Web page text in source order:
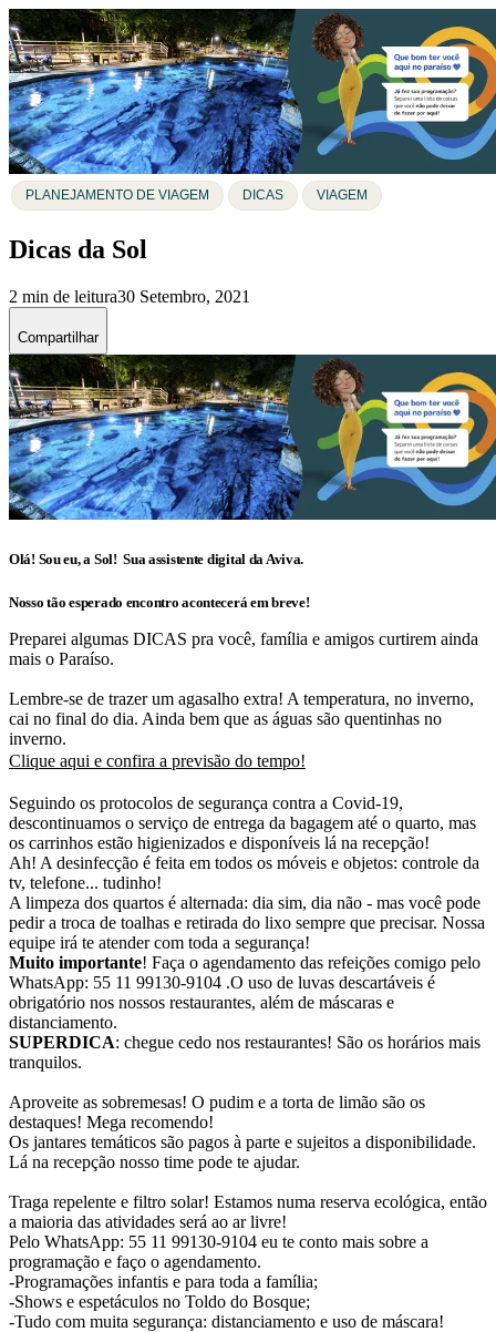
PLANEJAMENTO DE VIAGEM DICAS VIAGEM
Dicas da Sol
2 min de leitura30 Setembro, 2021
Compartilhar
Olá! Sou eu, a Sol! Sua assistente digital da Aviva.
Nosso tão esperado encontro acontecerá em breve!
Preparei algumas DICAS pra você, família e amigos curtirem ainda
mais o Paraíso.
Lembre-se de trazer um agasalho extra! A temperatura, no inverno,
cai no final do dia. Ainda bem que as águas são quentinhas no
inverno.
Clique aqui e confira a previsão do tempo!
Seguindo os protocolos de segurança contra a Covid-19,
descontinuamos o serviço de entrega da bagagem até o quarto, mas
os carrinhos estão higienizados e disponíveis lá na recepção!
Ah! A desinfecção é feita em todos os móveis e objetos: controle da
tv, telefone... tudinho!
A limpeza dos quartos é alternada: dia sim, dia não - mas você pode
pedir a troca de toalhas e retirada do lixo sempre que precisar. Nossa
equipe irá te atender com toda a segurança!
Muito importante! Faça o agendamento das refeições comigo pelo
WhatsApp: 55 11 99130-9104 .O uso de luvas descartáveis é
obrigatório nos nossos restaurantes, além de máscaras e
distanciamento.
SUPERDICA: chegue cedo nos restaurantes! São os horários mais
tranquilos.
Aproveite as sobremesas! O pudim e a torta de limão são os
destaques! Mega recomendo!
Os jantares temáticos são pagos à parte e sujeitos a disponibilidade.
Lá na recepção nosso time pode te ajudar.
Traga repelente e filtro solar! Estamos numa reserva ecológica, então
a maioria das atividades será ao ar livre!
Pelo WhatsApp: 55 11 99130-9104 eu te conto mais sobre a
programação e faço o agendamento.
-Programações infantis e para toda a família;
-Shows e espetáculos no Toldo do Bosque;
-Tudo com muita segurança: distanciamento e uso de máscara!